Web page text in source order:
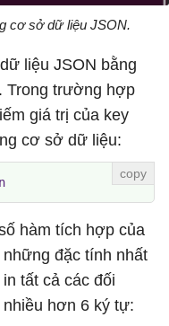
cơ sở dữ liệu JSON.
liệu JSON bằng
Trong trường hợp
giá trị của key
cơ sở dữ liệu:
hàm tích hợp của
đặc tính nhất
tất cả các đối
nhiều hơn 6 ký tự: